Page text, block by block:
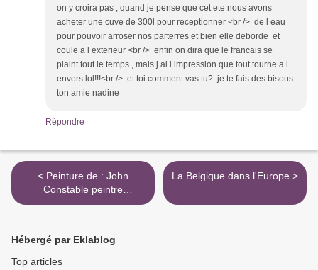
on y croira pas , quand je pense que cet ete nous avons
acheter une cuve de 300l pour receptionner <br /> de l eau
pour pouvoir arroser nos parterres et bien elle deborde et
coule a l exterieur <br /> enfin on dira que le francais se
plaint tout le temps , mais j ai l impression que tout tourne a l
envers lol!!!<br /> et toi comment vas tu? je te fais des bisous
ton amie nadine
Répondre
< Peinture de : John
Constable peintre
britannique
La Belgique dans l'Europe >
Hébergé par Eklablog
Top articles